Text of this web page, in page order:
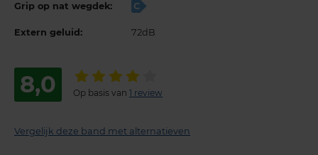
Grip op nat wegdek: C
Extern geluid: 72dB
8,0 Op basis van 1 review
Vergelijk deze band met alternatieven